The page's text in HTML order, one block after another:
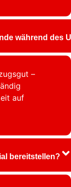
während des
–
auf
bereitstellen?